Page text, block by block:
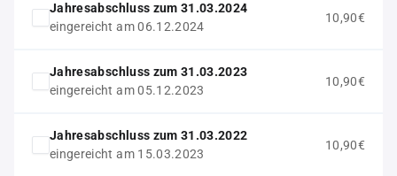
Jahresabschluss zum 31.03.2024
eingereicht am 06.12.2024
10,90€
Jahresabschluss zum 31.03.2023
eingereicht am 05.12.2023
10,90€
Jahresabschluss zum 31.03.2022
eingereicht am 15.03.2023
10,90€